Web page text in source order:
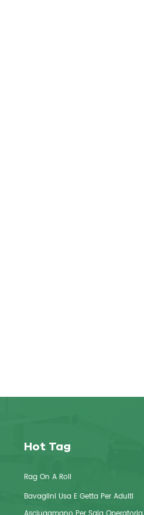
Hot Tag
Rag On A Roll
Bavaglini Usa E Getta Per Adulti